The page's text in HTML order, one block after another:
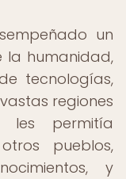
un
la humanidad,
tecnologías,
regiones
les permitía
pueblos,
y